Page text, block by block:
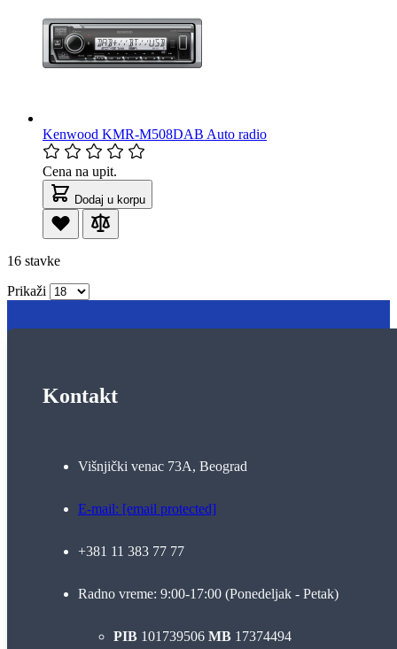
Kenwood KMR-M508DAB Auto radio
Cena na upit.
Dodaj u korpu
16 stavke
Prikaži
Kontakt
Višnjički venac 73A, Beograd
E-mail: [email protected]
+381 11 383 77 77
Radno vreme: 9:00-17:00 (Ponedeljak - Petak)
PIB 101739506 MB 17374494